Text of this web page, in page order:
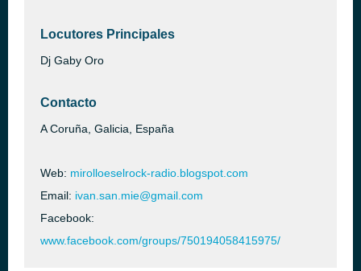
Locutores Principales
Dj Gaby Oro
Contacto
A Coruña, Galicia, España
Web: mirolloeselrock-radio.blogspot.com
Email: ivan.san.mie@gmail.com
Facebook:
www.facebook.com/groups/750194058415975/